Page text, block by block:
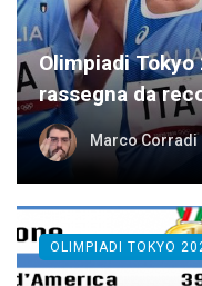
Olimpiadi
rassegna da
Marco Corradi
OLIMPIADI TOKYO